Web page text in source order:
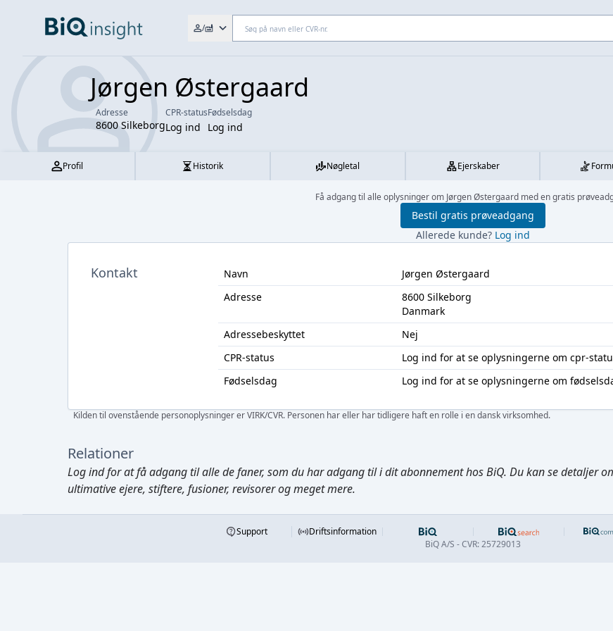
/
Jørgen Østergaard
Adresse
8600 Silkeborg
CPR-status
Log ind
Fødselsdag
Log ind
Profil Historik Nøgletal Ejerskaber
Få adgang til alle oplysninger om Jørgen Østergaard med en gratis
Bestil gratis prøveadgang
Allerede kunde? Log ind
Kontakt Navn
Jørgen Østergaard
Adresse
8600 Silkeborg
Danmark
Adressebeskyttet
Nej
CPR-status
Log ind for at se oplysningerne om cpr-
Fødselsdag
Log ind for at se oplysningerne om
Kilden til ovenstående personoplysninger er VIRK/CVR. Personen har eller har tidligere haft en rolle i en dansk virksomhed.
Relationer
Log indfor at få adgang til alle de faner, som du har adgang til i dit abonnement hos BiQ. Du kan se detaljer
ultimative ejere, stiftere, fusioner, revisorer og meget mere.
Support
Driftsinformation
BiQ A/S - CVR: 25729013